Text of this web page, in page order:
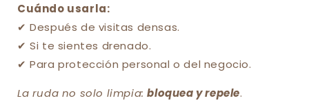
Cuándo usarla:
✔ Después de visitas densas.
✔ Si te sientes drenado.
✔ Para protección personal o del negocio.
La ruda no solo limpia:bloquea y repele.